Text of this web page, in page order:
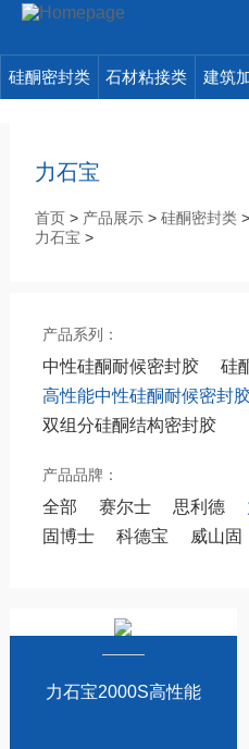
硅酮密封类 石材粘接类 建筑
力石宝
首页> 产品展示> 硅酮密封类>
力石宝 >
产品系列：
中性硅酮耐候密封胶
硅
高性能中性硅酮耐候密封
双组分硅酮结构密封胶
产品品牌：
全部 赛尔士 思利德
固博士
科德宝 威山固
力石宝2000S高性能